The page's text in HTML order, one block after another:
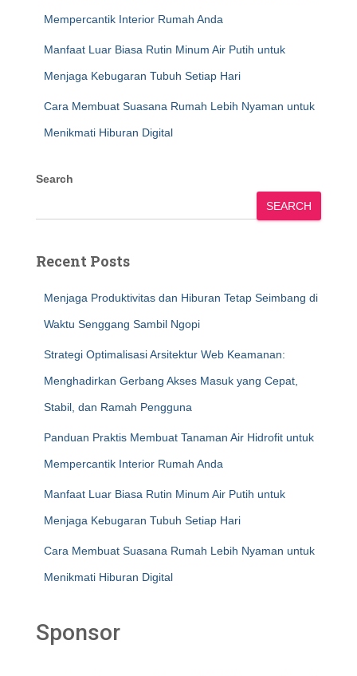
Mempercantik Interior Rumah Anda
Manfaat Luar Biasa Rutin Minum Air Putih untuk
Menjaga Kebugaran Tubuh Setiap Hari
Cara Membuat Suasana Rumah Lebih Nyaman untuk
Menikmati Hiburan Digital
Search
SEARCH
Recent Posts
Menjaga Produktivitas dan Hiburan Tetap Seimbang di
Waktu Senggang Sambil Ngopi
Strategi Optimalisasi Arsitektur Web Keamanan:
Menghadirkan Gerbang Akses Masuk yang Cepat,
Stabil, dan Ramah Pengguna
Panduan Praktis Membuat Tanaman Air Hidrofit untuk
Mempercantik Interior Rumah Anda
Manfaat Luar Biasa Rutin Minum Air Putih untuk
Menjaga Kebugaran Tubuh Setiap Hari
Cara Membuat Suasana Rumah Lebih Nyaman untuk
Menikmati Hiburan Digital
Sponsor